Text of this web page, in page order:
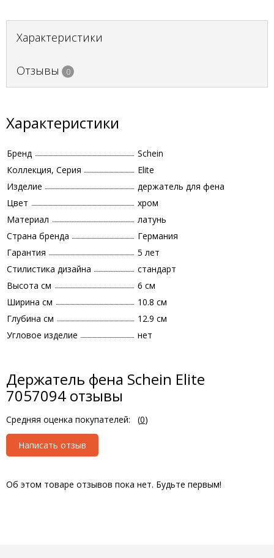
Характеристики
Отзывы 0
Характеристики
Бренд
Schein
Коллекция, Серия
Elite
Изделие
держатель для фена
Цвет
хром
Материал
латунь
Страна бренда
Германия
Гарантия
5 лет
Стилистика дизайна
стандарт
Высота см
6 см
Ширина см
10.8 см
Глубина см
12.9 см
Угловое изделие
нет
Держатель фена Schein Elite
7057094 отзывы
Средняя оценка покупателей: (0)
Написать отзыв
Об этом товаре отзывов пока нет. Будьте первым!